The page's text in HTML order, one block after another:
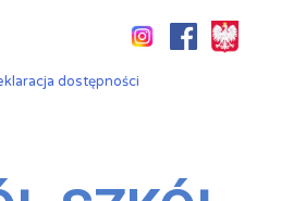
dostępności